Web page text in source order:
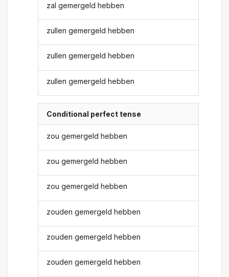
zal gemergeld hebben
zullen gemergeld hebben
zullen gemergeld hebben
zullen gemergeld hebben
Conditional perfect tense
zou gemergeld hebben
zou gemergeld hebben
zou gemergeld hebben
zouden gemergeld hebben
zouden gemergeld hebben
zouden gemergeld hebben